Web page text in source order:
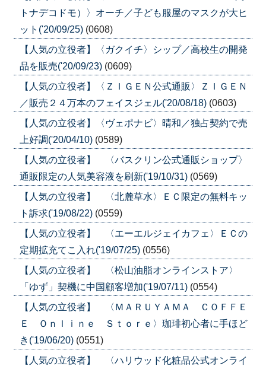
トナデコドモ）〉オーチ／子ども服屋のマスクが大ヒ
ット('20/09/25) (0608)
【人気の立役者】〈ガクイチ〉シップ／高校生の開発
品を販売('20/09/23) (0609)
【人気の立役者】〈ＺＩＧＥＮ公式通販〉ＺＩＧＥＮ
／販売２４万本のフェイスジェル('20/08/18) (0603)
【人気の立役者】〈ヴェポナビ〉晴和／独占契約で売
上好調('20/04/10) (0589)
【人気の立役者】 〈バスクリン公式通販ショップ〉
通販限定の人気美容液を刷新('19/10/31) (0569)
【人気の立役者】 〈北麓草水〉ＥＣ限定の無料キッ
ト訴求('19/08/22) (0559)
【人気の立役者】 〈エーエルジェイカフェ〉ＥＣの
定期拡充てこ入れ('19/07/25) (0556)
【人気の立役者】 〈松山油脂オンラインストア〉
「ゆず」契機に中国顧客増加('19/07/11) (0554)
【人気の立役者】 〈ＭＡＲＵＹＡＭＡ ＣＯＦＦＥ
Ｅ Ｏｎｌｉｎｅ Ｓｔｏｒｅ〉珈琲初心者に手ほど
き('19/06/20) (0551)
【人気の立役者】 〈ハリウッド化粧品公式オンライ